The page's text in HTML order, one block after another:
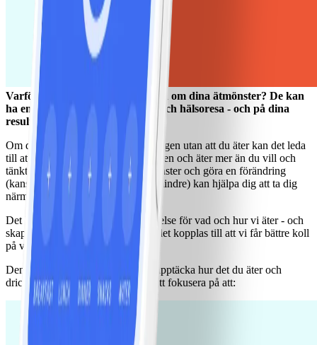
Varför är det bra att bli medveten om dina ätmönster? De kan
ha en stor inverkan på din vikt- och hälsoresa - och på dina
resultat.
Om det går många timmar under dagen utan att du äter kan det leda
till att du är vrålhungrig vid middagen och äter mer än du vill och
tänkt. Att känna igen ett sådant mönster och göra en förändring
(kanske till att äta lite oftare, men mindre) kan hjälpa dig att ta dig
närmare dina mål.
Det beror på att när vi får en förståelse för vad och hur vi äter - och
skapar hälsosammare vanor - kan det kopplas till att vi får bättre koll
på vikten.
Den här månaden kommer du att upptäcka hur det du äter och
dricker påverkar dig. Vi kommer att fokusera på att: